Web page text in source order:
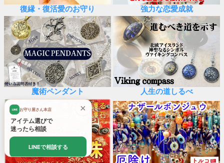
復縁・復活愛のお守り 強力な恋愛成就
魔術ペンダント 人生の道しるべ
×
LINE お守り屋さん本店
アイテム選びで
迷ったら相談
LINEで相談する